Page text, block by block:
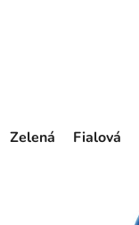
Zelená Fialová